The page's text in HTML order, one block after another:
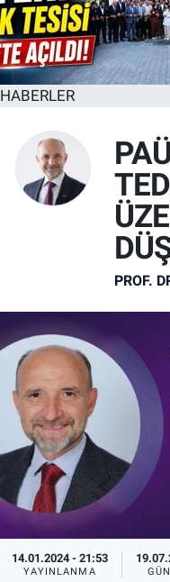
HABERLER
PROF.
14.01.2024 - 21:53
YAYINLANMA